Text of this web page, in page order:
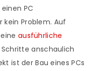
PC
Problem. Auf
ausführliche
anschaulich
ist der Bau eines PCs